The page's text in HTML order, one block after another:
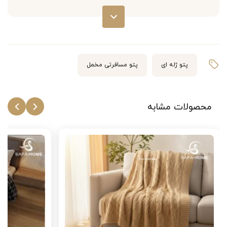
عرضه می‌شود: طوسی تیره، بنفش، قرمز، کالباسی و سبزآبی.
این رنگ‌ها به راحتی با دکوراسیون منزل و سبک شخصی شما
هماهنگ می‌شوند.
این پتو از ترکیب نخ و پلی‌استر تولید شده است. نخ یا پنبه به
پلی‌استر دوام و طول عمر بالای محصول را تضمین می‌کند. این
ترکیب ایده‌آل، پتو را برای استفاده مداوم و شست‌وشو مناسب
کرده است.
3. ابعاد مناسب و بدون پرزدهی
پتو ژله ای پتو مسافرتی مخمل
محصولات مشابه